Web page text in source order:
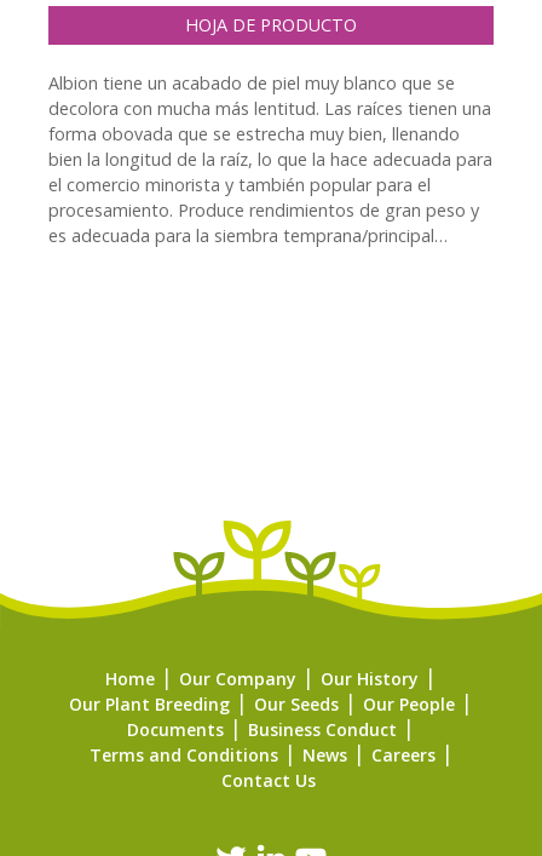
HOJA DE PRODUCTO
Albion tiene un acabado de piel muy blanco que se
decolora con mucha más lentitud. Las raíces tienen una
forma obovada que se estrecha muy bien, llenando
bien la longitud de la raíz, lo que la hace adecuada para
el comercio minorista y también popular para el
procesamiento. Produce rendimientos de gran peso y
es adecuada para la siembra temprana/principal…
Home Our Company
Our History
Our Plant Breeding
Our Seeds
Our People
Documents
Business Conduct
Terms and Conditions
News
Careers
Contact Us